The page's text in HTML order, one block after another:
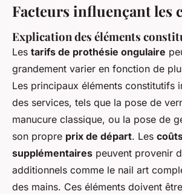
Facteurs influençant les
Explication des éléments
Les tarifs de prothésie ongulaire
grandement varier en fonction de
Les principaux éléments constitutifs
des services, tels que la pose de
manucure classique, ou la pose de
son propre prix de départ. Les
supplémentaires peuvent provenir
additionnels comme le nail art
des mains. Ces éléments doivent